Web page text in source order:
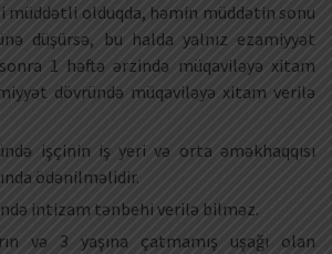
müddətli olduqda, həmin müddətin sonu
düşürsə, bu halda yalnız ezamiyyət
1 həftə ərzində müqaviləyə xitam
dövründə müqaviləyə xitam verilə
işçinin iş yeri və orta əməkhaqqısı
ödənilməlidir.
intizam tənbehi verilə bilməz.
və 3 yaşına çatmamış uşağı olan